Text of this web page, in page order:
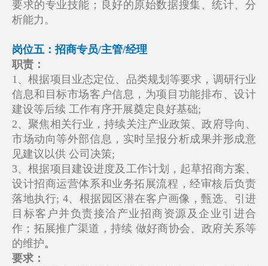
要求的专业技能；良好的原始数据搜集、统计、分
析能力。
岗位五：招商专员/主管/经理
职责：
1、根据项目业态定位、品类规划等要求，调研行业
信息和目标市场客户信息，为项目功能排布、设计
建设等后续 工作有序开展奠定良好基础;
2、聚焦相关行业，持续关注产业政策、政府导向、
市场动向等外部信息，实时呈报分析成果并形成意
见建议以供 公司决策;
3、根据项目建设进度及工作计划，起草招商方案、
设计招商运营体系和业务拓展流程，经审核后负责
落地执行; 4、根据园区潜在客户画像，甄选、引进
目标客户并负责接洽产业招商资源及企业引进合
作；拓展推广渠道，持续 做好商协会、政府关系等
的维护。
要求：